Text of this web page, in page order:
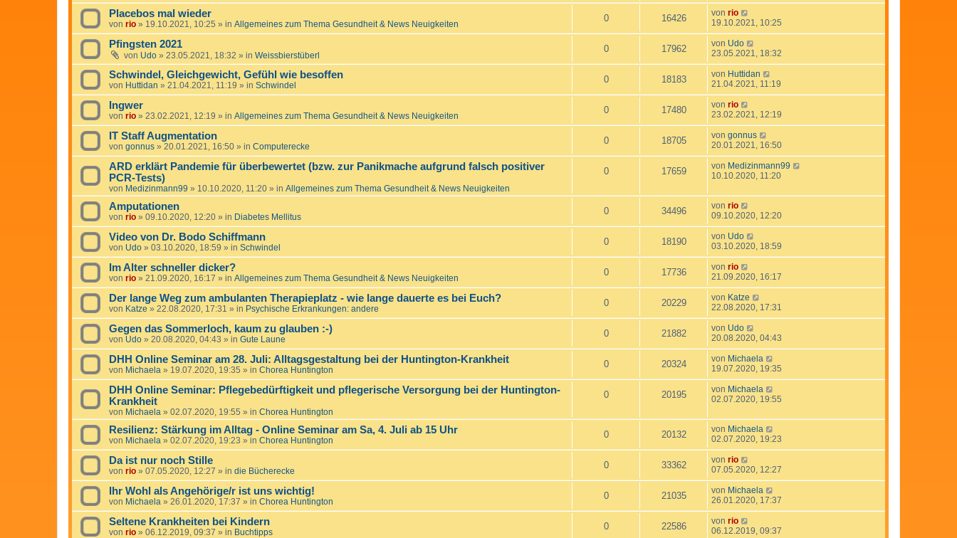
Placebos mal wieder
von rio » 19.10.2021, 10:25 » in Allgemeines zum Thema Gesundheit & News Neuigkeiten
0 16426 von rio
19.10.2021, 10:25
Pfingsten 2021
von Udo » 23.05.2021, 18:32 » in Weissbierstüberl
0 17962 von Udo
23.05.2021, 18:32
Schwindel, Gleichgewicht, Gefühl wie besoffen
von Huttidan » 21.04.2021, 11:19 » in Schwindel
0 18183 von Huttidan
21.04.2021, 11:19
Ingwer
von rio » 23.02.2021, 12:19 » in Allgemeines zum Thema Gesundheit & News Neuigkeiten
0 17480 von rio
23.02.2021, 12:19
IT Staff Augmentation
von gonnus » 20.01.2021, 16:50 » in Computerecke
0 18705 von gonnus
20.01.2021, 16:50
ARD erklärt Pandemie für überbewertet (bzw. zur Panikmache aufgrund falsch positiver
PCR-Tests)
von Medizinmann99 » 10.10.2020, 11:20 » in Allgemeines zum Thema Gesundheit & News Neuigkeiten
0 17659 von Medizinmann99
10.10.2020, 11:20
Amputationen
von rio » 09.10.2020, 12:20 » in Diabetes Mellitus
0 34496 von rio
09.10.2020, 12:20
Video von Dr. Bodo Schiffmann
von Udo » 03.10.2020, 18:59 » in Schwindel
0 18190 von Udo
03.10.2020, 18:59
Im Alter schneller dicker?
von rio » 21.09.2020, 16:17 » in Allgemeines zum Thema Gesundheit & News Neuigkeiten
0 17736 von rio
21.09.2020, 16:17
Der lange Weg zum ambulanten Therapieplatz - wie lange dauerte es bei Euch?
von Katze » 22.08.2020, 17:31 » in Psychische Erkrankungen: andere
0 20229 von Katze
22.08.2020, 17:31
Gegen das Sommerloch, kaum zu glauben :-)
von Udo » 20.08.2020, 04:43 » in Gute Laune
0 21882 von Udo
20.08.2020, 04:43
DHH Online Seminar am 28. Juli: Alltagsgestaltung bei der Huntington-Krankheit
von Michaela » 19.07.2020, 19:35 » in Chorea Huntington
0 20324 von Michaela
19.07.2020, 19:35
DHH Online Seminar: Pflegebedürftigkeit und pflegerische Versorgung bei der Huntington-
Krankheit
von Michaela » 02.07.2020, 19:55 » in Chorea Huntington
0 20195 von Michaela
02.07.2020, 19:55
Resilienz: Stärkung im Alltag - Online Seminar am Sa, 4. Juli ab 15 Uhr
von Michaela » 02.07.2020, 19:23 » in Chorea Huntington
0 20132 von Michaela
02.07.2020, 19:23
Da ist nur noch Stille
von rio » 07.05.2020, 12:27 » in die Bücherecke
0 33362 von rio
07.05.2020, 12:27
Ihr Wohl als Angehörige/r ist uns wichtig!
von Michaela » 26.01.2020, 17:37 » in Chorea Huntington
0 21035 von Michaela
26.01.2020, 17:37
Seltene Krankheiten bei Kindern
von rio » 06.12.2019, 09:37 » in Buchtipps
0 22586 von rio
06.12.2019, 09:37